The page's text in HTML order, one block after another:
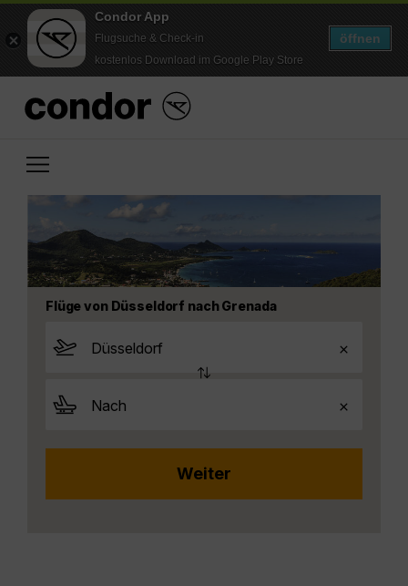
Condor App
Flugsuche & Check-in
kostenlos Download im Google Play Store
öffnen
Flüge von Düsseldorf nach Grenada